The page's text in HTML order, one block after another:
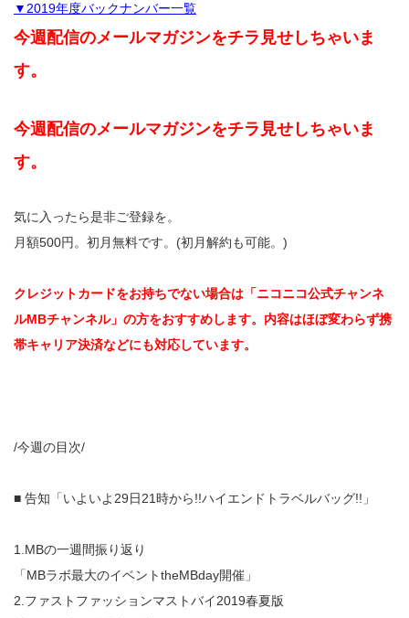
▼2019年度バックナンバー一覧
今週配信のメールマガジンをチラ見せしちゃいま
す。
今週配信のメールマガジンをチラ見せしちゃいま
す。
気に入ったら是非ご登録を。
月額500円。初月無料です。(初月解約も可能。)
クレジットカードをお持ちでない場合は「ニコニコ公式チャンネ
ルMBチャンネル」の方をおすすめします。内容はほぼ変わらず携
帯キャリア決済などにも対応しています。
/今週の目次/
■ 告知「いよいよ29日21時から!!ハイエンドトラベルバッグ!!」
1.MBの一週間振り返り
「MBラボ最大のイベントtheMBday開催」
2.ファストファッションマストバイ2019春夏版